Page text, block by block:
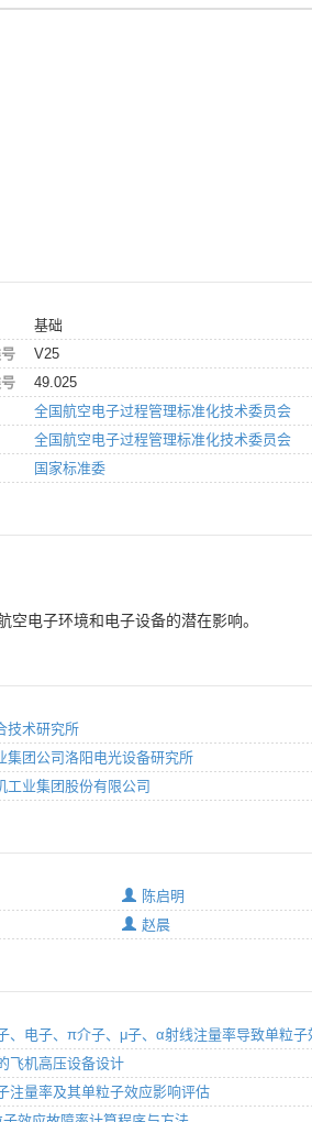
基础
V25
49.025
全国航空电子过程管理标准化技术委员会
全国航空电子过程管理标准化技术委员会
国家标准委
电子环境和电子设备的潜在影响。
技术研究所
集团公司洛阳电光设备研究所
工业集团股份有限公司
陈启明
赵晨
电子、π介子、μ子、α射线注量率导致单粒子
飞机高压设备设计
注量率及其单粒子效应影响评估